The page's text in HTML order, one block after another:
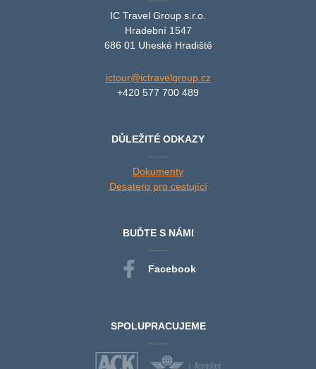
IC Travel Group s.r.o.
Hradební 1547
686 01 Uheské Hradiště
ictour@ictravelgroup.cz
+420 577 700 489
DŮLEŽITÉ ODKAZY
Dokumenty
Desatero pro cestující
BUĎTE S NÁMI
Facebook
SPOLUPRACUJEME